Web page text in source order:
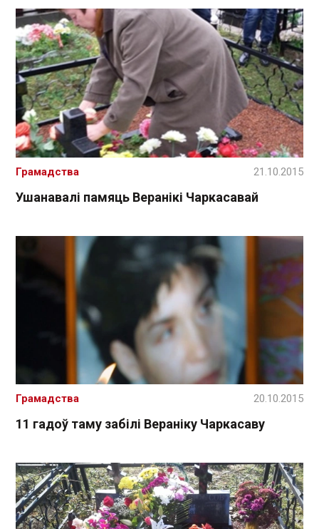
Ушанавалі памяць Веранікі Чаркасавай
Грамадства 21.10.2015
11 гадоў таму забілі Вераніку Чаркасаву
Грамадства 20.10.2015